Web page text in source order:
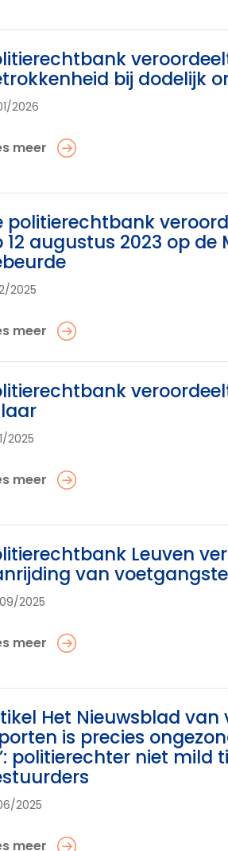
bij dodelijk
2026
meer
politierechtbank
12 augustus 2023 op
2025
meer
2025
meer
Leuven
van
2025
meer
Het Nieuwsblad
is precies
politierechter niet mild
2025
meer